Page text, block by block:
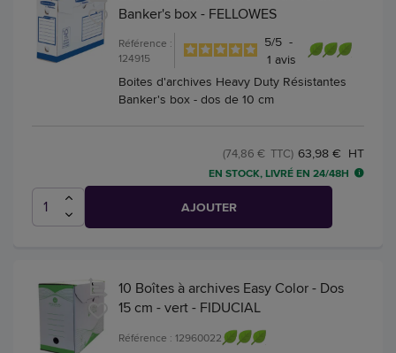
Banker's box - FELLOWES
Référence :
124915
5/5 -
1 avis
Boites d'archives Heavy Duty Résistantes
Banker's box - dos de 10 cm
63,98 € HT
(74,86 € TTC)
EN STOCK, LIVRÉ EN 24/48H
AJOUTER
10 Boîtes à archives Easy Color - Dos
15 cm - vert - FIDUCIAL
Référence : 12960022